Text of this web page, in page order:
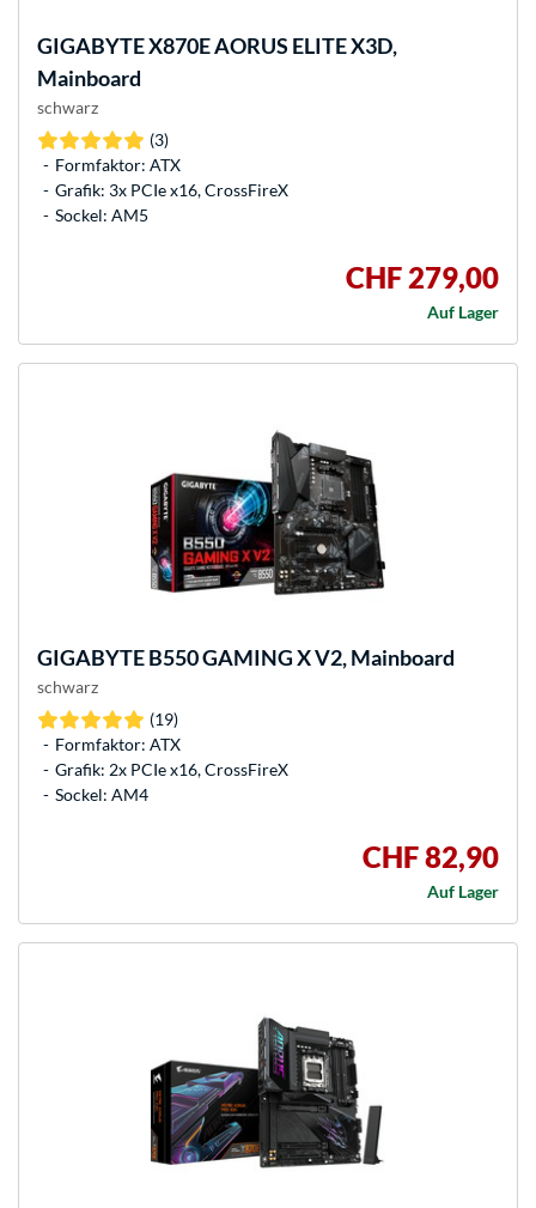
GIGABYTEX870E AORUS ELITE X3D,
Mainboard
schwarz
(3)
Formfaktor: ATX
Grafik: 3x PCIe x16, CrossFireX
Sockel: AM5
CHF 279,00
Auf Lager
GIGABYTEB550 GAMING X V2, Mainboard
schwarz
(19)
Formfaktor: ATX
Grafik: 2x PCIe x16, CrossFireX
Sockel: AM4
CHF 82,90
Auf Lager